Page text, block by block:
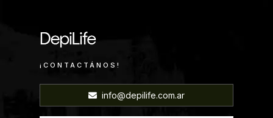
¡CONTACTÁNOS!
info@depilife.com.ar